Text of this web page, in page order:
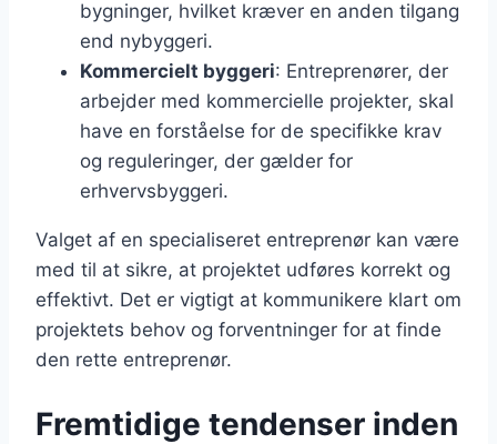
bygninger, hvilket kræver en anden tilgang
end nybyggeri.
Kommercielt byggeri: Entreprenører, der
arbejder med kommercielle projekter, skal
have en forståelse for de specifikke krav
og reguleringer, der gælder for
erhvervsbyggeri.
Valget af en specialiseret entreprenør kan være
med til at sikre, at projektet udføres korrekt og
effektivt. Det er vigtigt at kommunikere klart om
projektets behov og forventninger for at finde
den rette entreprenør.
Fremtidige tendenser inden